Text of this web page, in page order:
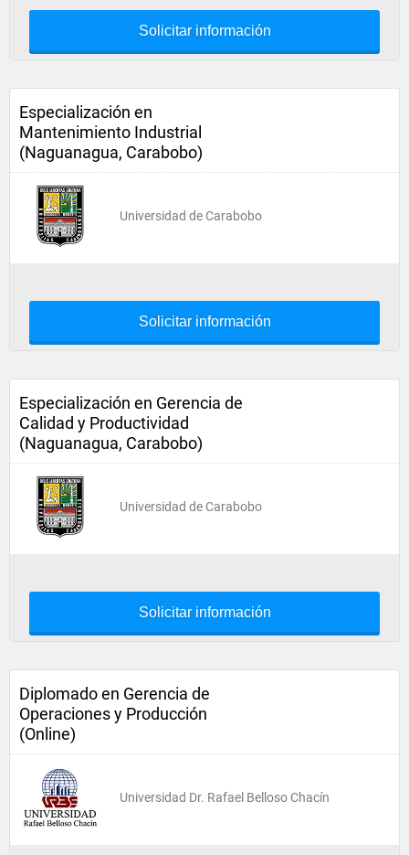
Solicitar información
Especialización en
Mantenimiento Industrial
(Naguanagua, Carabobo)
Universidad de Carabobo
Solicitar información
Especialización en Gerencia de
Calidad y Productividad
(Naguanagua, Carabobo)
Universidad de Carabobo
Solicitar información
Diplomado en Gerencia de
Operaciones y Producción
(Online)
Universidad Dr. Rafael Belloso Chacín